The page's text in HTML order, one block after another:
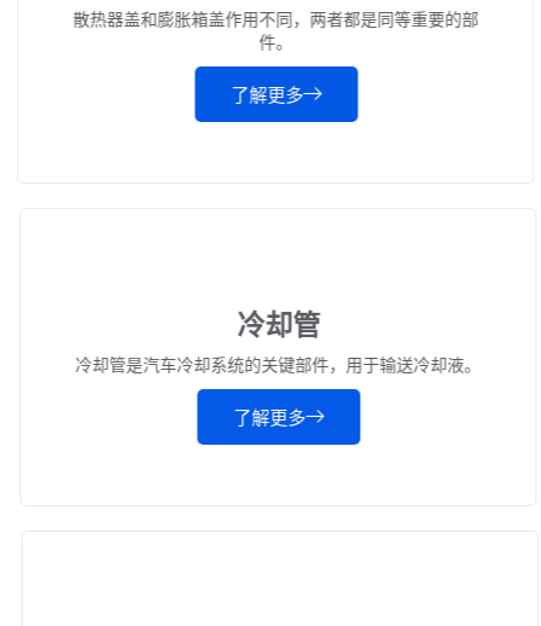
散热器盖和膨胀箱盖作用不同，两者都是同等重要的部
件。
了解更多
冷却管
冷却管是汽车冷却系统的关键部件，用于输送冷却液。
了解更多